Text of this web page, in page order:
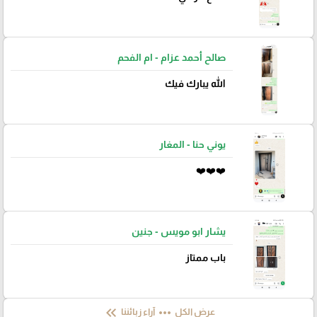
صالح أحمد عزام - ام الفحم
الله يبارك فيك
يوني حنا - المغار
❤️❤️❤️
يشار ابو مويس - جنين
باب ممتاز
عرض الكل more_horiz آراء زبائننا keyboard_double_arrow_left